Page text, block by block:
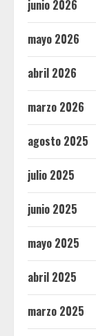
junio 2026
mayo 2026
abril 2026
marzo 2026
agosto 2025
julio 2025
junio 2025
mayo 2025
abril 2025
marzo 2025